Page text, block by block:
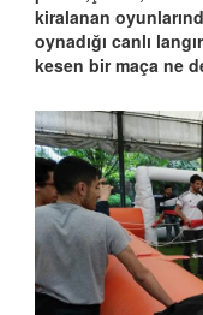
kiralanan
oynadığı canlı
kesen bir maça ne